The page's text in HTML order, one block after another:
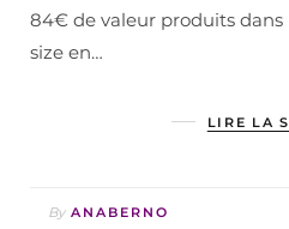
84€ de valeur produits dans
size en…
LIRE LA
By ANABERNO